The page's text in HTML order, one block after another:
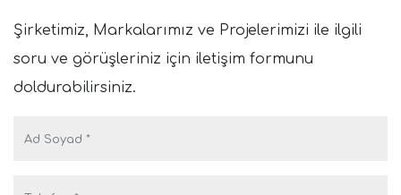
Şirketimiz, Markalarımız ve Projelerimizi ile ilgili
soru ve görüşleriniz için iletişim formunu
doldurabilirsiniz.